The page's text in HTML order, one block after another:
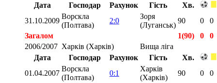
Дата
Господар Рахунок Гість
Хв.
31.10.2009
Ворскла
(Полтава)
2:0
Зоря
(Луганськ)
90 0
0
Загалом
1(90) 0
0
2006/2007 Харків (Харків)
Вища ліга
Дата
Господар Рахунок Гість
Хв.
01.04.2007
Ворскла
(Полтава)
0:1
Харків
(Харків)
90 0
0